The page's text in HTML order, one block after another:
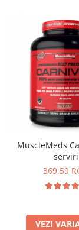
MuscleMeds
serviri
369,59
VEZI